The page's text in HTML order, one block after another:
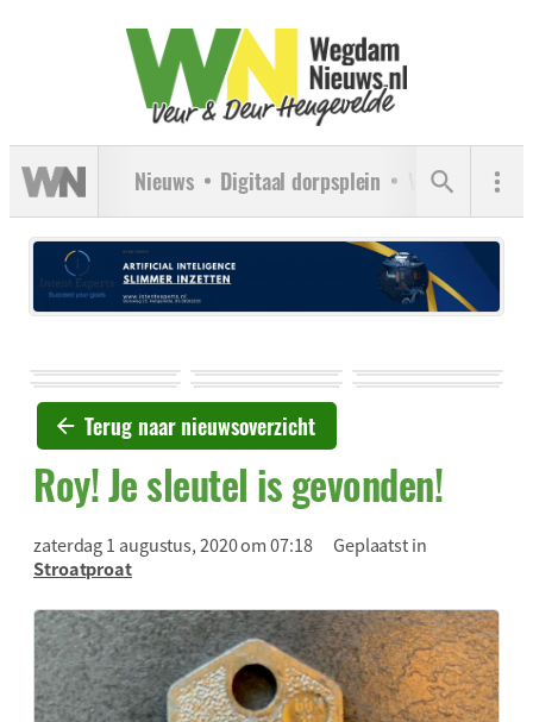
Nieuws Digitaal dorpsplein Verenigingen
Terug naar nieuwsoverzicht
Roy! Je sleutel is gevonden!
zaterdag 1 augustus, 2020 om 07:18
Geplaatst in
Stroatproat